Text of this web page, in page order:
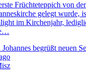
Früchteteppich von
gelegt wurde,
im Kirchenjahr,